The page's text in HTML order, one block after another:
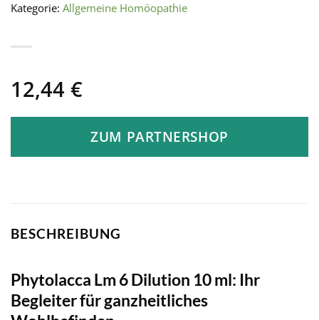
12,44 €
ZUM PARTNERSHOP
Kategorie: Allgemeine Homöopathie
BESCHREIBUNG
Phytolacca Lm 6 Dilution 10 ml: Ihr
Begleiter für ganzheitliches